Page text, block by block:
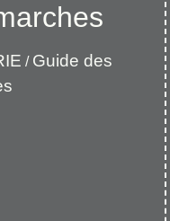
/ Guide des